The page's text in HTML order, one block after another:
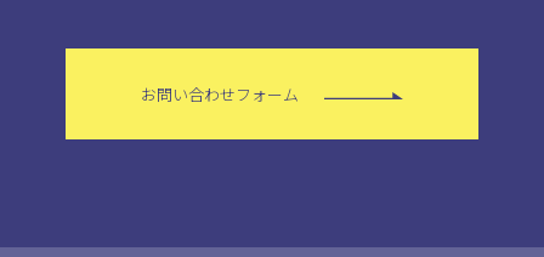
お問い合わせフォーム